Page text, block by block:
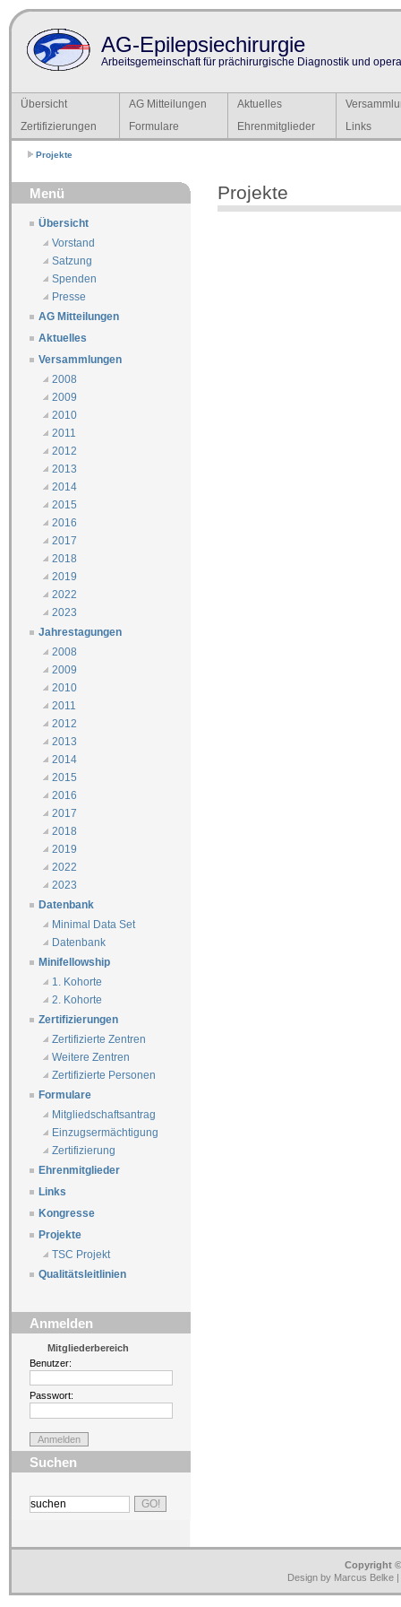
AG-Epilepsiechirurgie
Arbeitsgemeinschaft für prächirurgische Diagnostik und
Übersicht AG Mitteilungen Aktuelles
Zertifizierungen
Formulare Ehrenmitglieder Links
Projekte
Menü
Übersicht
Vorstand
Satzung
Spenden
Presse
AG Mitteilungen
Aktuelles
Versammlungen
2008
2009
2010
2011
2012
2013
2014
2015
2016
2017
2018
2019
2022
2023
Jahrestagungen
2008
2009
2010
2011
2012
2013
2014
2015
2016
2017
2018
2019
2022
2023
Datenbank
Minimal Data Set
Datenbank
Minifellowship
1. Kohorte
2. Kohorte
Zertifizierungen
Zertifizierte Zentren
Weitere Zentren
Zertifizierte Personen
Formulare
Mitgliedschaftsantrag
Einzugsermächtigung
Zertifizierung
Ehrenmitglieder
Links
Kongresse
Projekte
TSC Projekt
Qualitätsleitlinien
Anmelden
Mitgliederbereich
Benutzer:
Passwort:
Suchen
Projekte
Copyright
Design by Marcus Belke